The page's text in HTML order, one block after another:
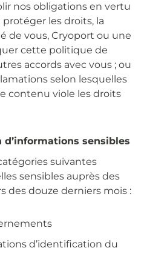
nos obligations en vertu
protéger les droits, la
de vous, Cryoport ou une
cette politique de
accords avec vous ; ou
selon lesquelles
contenu viole les droits
sensibles
suivantes
sensibles auprès des
des douze derniers mois :
d’identification du